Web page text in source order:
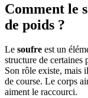
Comment le
de poids ?
Le soufre est un
structure de certaines
Son rôle existe, mais
de course. Le corps
aiment le raccourci.